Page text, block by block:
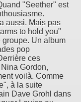
"Seether" est
aussi. Mais pas
to hold you"
groupe. Un album
pop
ces
Gordon,
voilà. Comme
à la suite
Dave Grohl dans